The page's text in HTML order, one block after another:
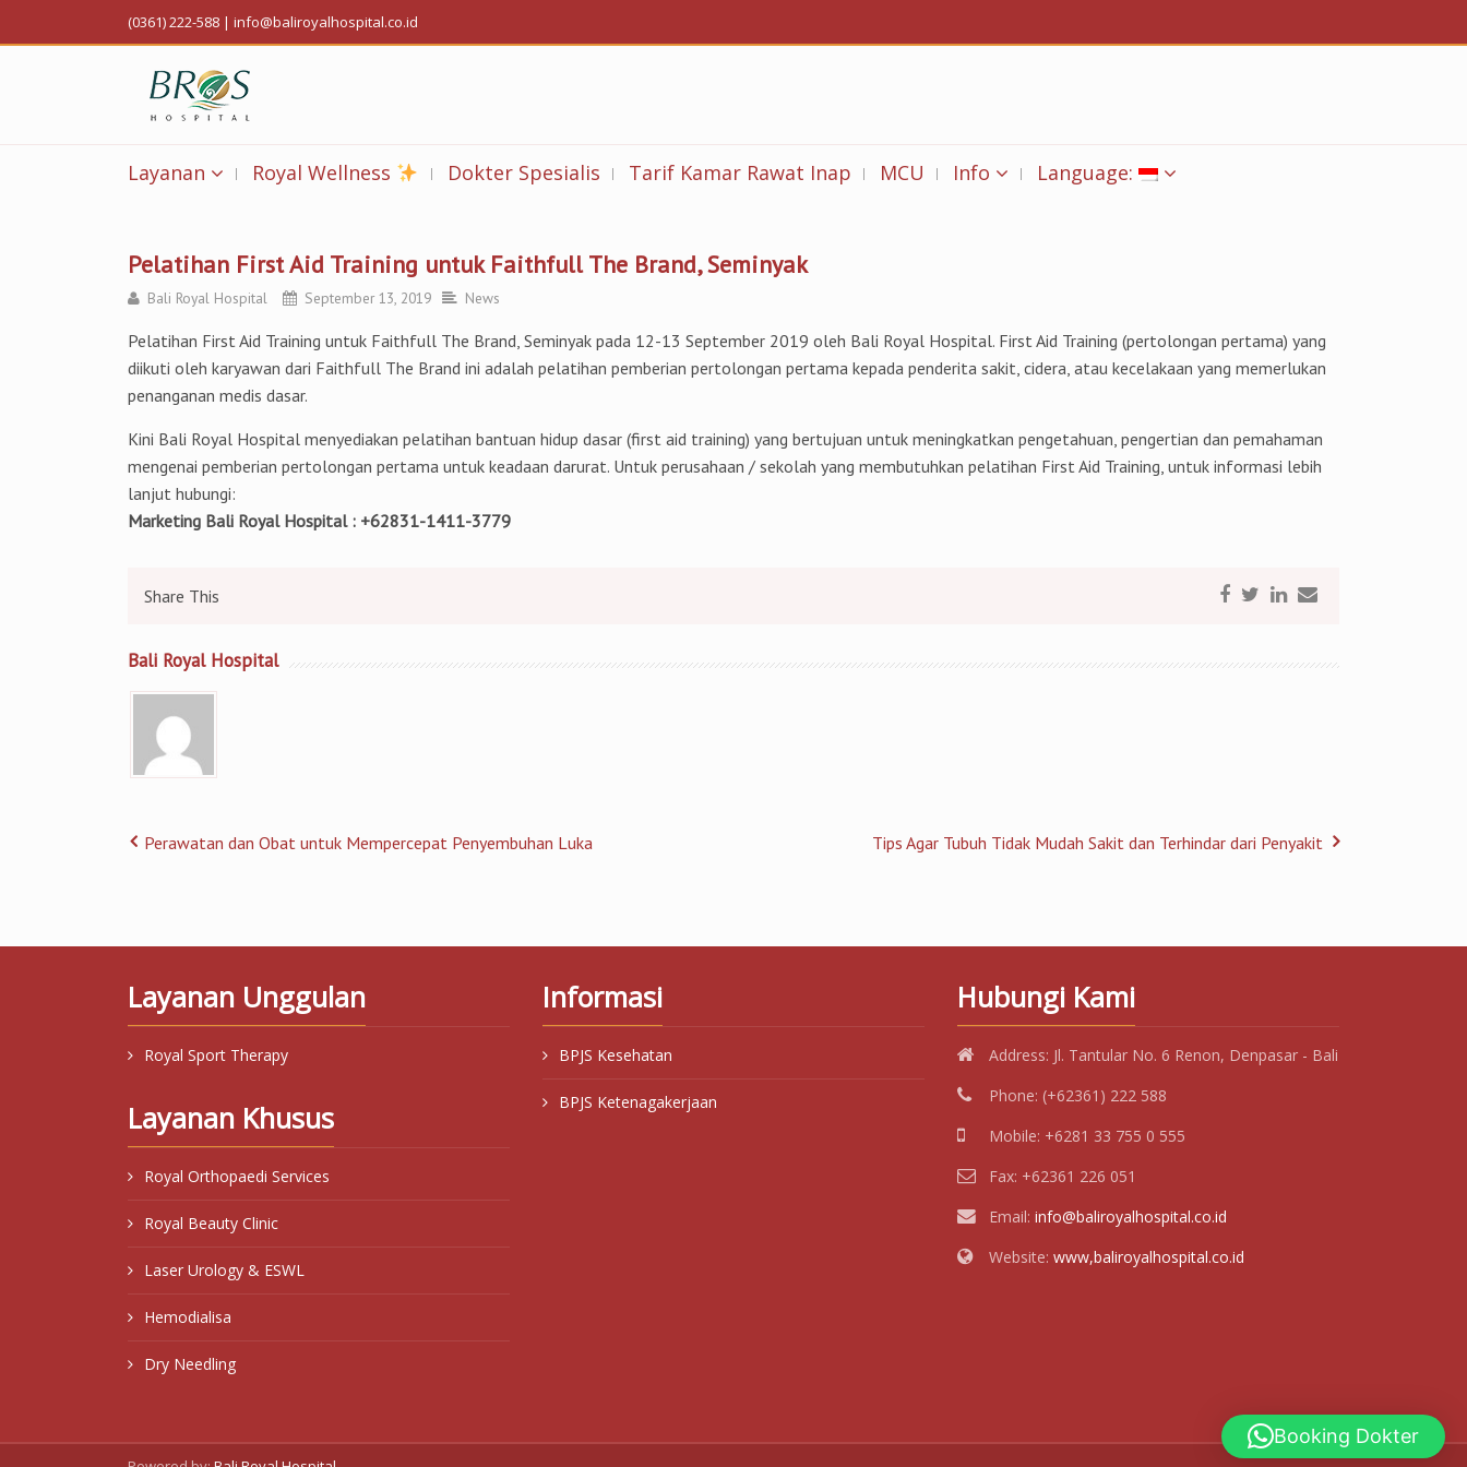
(0361) 222-588 | info@baliroyalhospital.co.id
Layanan Royal Wellness Dokter Spesialis Tarif Kamar Rawat Inap MCU Info Language:
Pelatihan First Aid Training untuk Faithfull The Brand, Seminyak
Bali Royal Hospital September 13, 2019 News
Pelatihan First Aid Training untuk Faithfull The Brand, Seminyak pada 12-13 September 2019 oleh Bali Royal Hospital. First Aid Training (pertolongan pertama) yang
diikuti oleh karyawan dari Faithfull The Brand ini adalah pelatihan pemberian pertolongan pertama kepada penderita sakit, cidera, atau kecelakaan yang memerlukan
penanganan medis dasar.
Kini Bali Royal Hospital menyediakan pelatihan bantuan hidup dasar (first aid training) yang bertujuan untuk meningkatkan pengetahuan, pengertian dan pemahaman
mengenai pemberian pertolongan pertama untuk keadaan darurat. Untuk perusahaan / sekolah yang membutuhkan pelatihan First Aid Training, untuk informasi lebih
lanjut hubungi:
Marketing Bali Royal Hospital : +62831-1411-3779
Share This
Bali Royal Hospital
Perawatan dan Obat untuk Mempercepat Penyembuhan Luka Tips Agar Tubuh Tidak Mudah Sakit dan Terhindar dari Penyakit
Layanan Unggulan
Royal Sport Therapy
Layanan Khusus
Royal Orthopaedi Services
Royal Beauty Clinic
Laser Urology & ESWL
Hemodialisa
Dry Needling
Informasi
BPJS Kesehatan
BPJS Ketenagakerjaan
Hubungi Kami
Address: Jl. Tantular No. 6 Renon, Denpasar - Bali
Phone: (+62361) 222 588
Mobile: +6281 33 755 0 555
Fax: +62361 226 051
Email: info@baliroyalhospital.co.id
Website: www,baliroyalhospital.co.id
Booking Dokter